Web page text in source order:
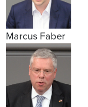
Marcus Faber